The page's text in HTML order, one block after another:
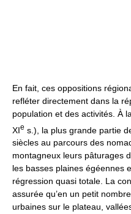
En fait, ces oppositions
refléter directement dans la
population et des activités. À
XIe s.), la plus grande partie
siècles au parcours des
montagneux leurs pâturages
les basses plaines égéennes
régression quasi totale. La
assurée qu’en un petit
urbaines sur le plateau,